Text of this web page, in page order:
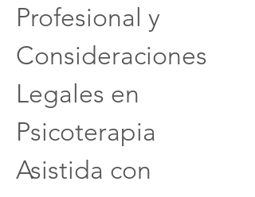
Profesional y
Consideraciones
Legales en
Psicoterapia
Asistida con